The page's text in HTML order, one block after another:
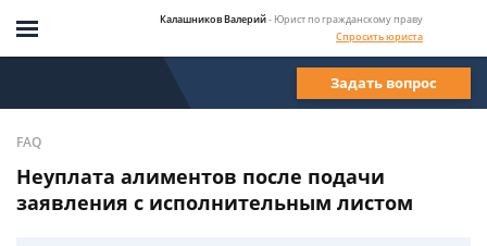
Калашников Валерий- Юрист по гражданскому праву
Спросить юриста
Задать вопрос
FAQ
Неуплата алиментов после подачи
заявления с исполнительным листом